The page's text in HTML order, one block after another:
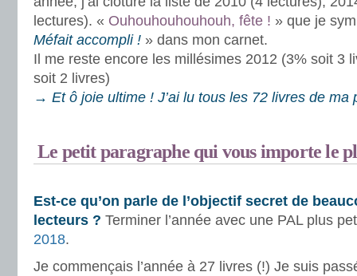
lectures). « Ouhouhouhouhouh, fête ! » que je
Méfait accompli ! » dans mon carnet.
Il me reste encore les millésimes 2012 (3% soit 3
soit 2 livres)
→ Et ô joie ultime ! J’ai lu tous les 72 livres de ma
Le petit paragraphe qui vous importe le
Est-ce qu’on parle de l’objectif secret de
lecteurs ? Terminer l’année avec une PAL plus
2018.
Je commençais l’année à 27 livres (!) Je suis